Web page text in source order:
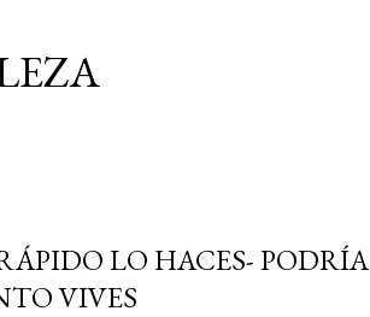
LO HACES- PODRÍA
VIVES